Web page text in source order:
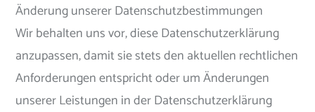
Änderung unserer Datenschutzbestimmungen
Wir behalten uns vor, diese Datenschutzerklärung
anzupassen, damit sie stets den aktuellen rechtlichen
Anforderungen entspricht oder um Änderungen
unserer Leistungen in der Datenschutzerklärung